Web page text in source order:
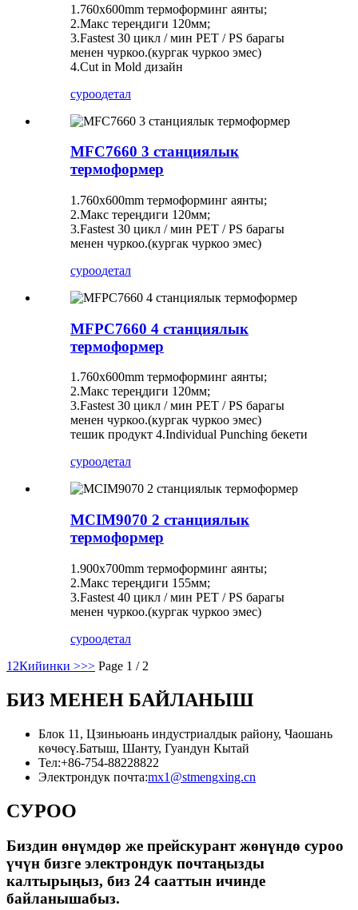
1.760x600mm термоформинг аянты;
2.Макс тереңдиги 120мм;
3.Fastest 30 цикл / мин PET / PS барагы
менен чуркоо.(кургак чуркоо эмес)
4.Cut in Mold дизайн
суроодетал
MFC7660 3 станциялык
термоформер
1.760x600mm термоформинг аянты;
2.Макс тереңдиги 120мм;
3.Fastest 30 цикл / мин PET / PS барагы
менен чуркоо.(кургак чуркоо эмес)
суроодетал
MFPC7660 4 станциялык
термоформер
1.760x600mm термоформинг аянты;
2.Макс тереңдиги 120мм;
3.Fastest 30 цикл / мин PET / PS барагы
менен чуркоо.(кургак чуркоо эмес)
тешик продукт 4.Individual Punching бекети
суроодетал
MCIM9070 2 станциялык
термоформер
1.900x700mm термоформинг аянты;
2.Макс тереңдиги 155мм;
3.Fastest 40 цикл / мин PET / PS барагы
менен чуркоо.(кургак чуркоо эмес)
суроодетал
1 2Кийинки >>> Page 1 / 2
БИЗ МЕНЕН БАЙЛАНЫШ
Блок 11, Цзиньюань индустриалдык району, Чаошань
көчөсү.Батыш, Шанту, Гуандун Кытай
Тел:+86-754-88228822
Электрондук почта:mx1@stmengxing.cn
СУРОО
Биздин өнүмдөр же прейскурант жөнүндө суроо
үчүн бизге электрондук почтаңызды
калтырыңыз, биз 24 сааттын ичинде
байланышабыз.